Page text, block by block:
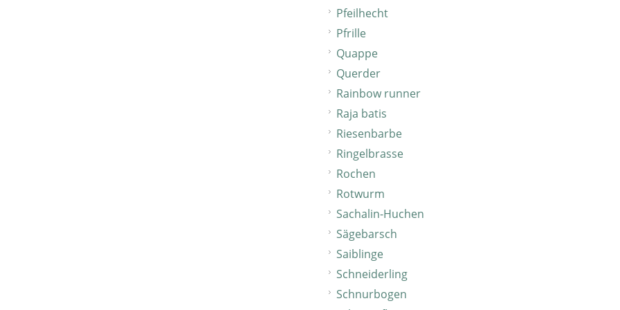
Pfeilhecht
Pfrille
Quappe
Querder
Rainbow runner
Raja batis
Riesenbarbe
Ringelbrasse
Rochen
Rotwurm
Sachalin-Huchen
Sägebarsch
Saiblinge
Schneiderling
Schnurbogen